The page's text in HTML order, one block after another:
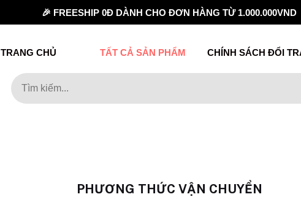
🎉 FREESHIP 0Đ DÀNH CHO ĐƠN HÀNG TỪ 1.000.000VND
TRANG CHỦ TẤT CẢ SẢN PHẨM CHÍNH SÁCH ĐỔI
PHƯƠNG THỨC VẬN CHUYỂN